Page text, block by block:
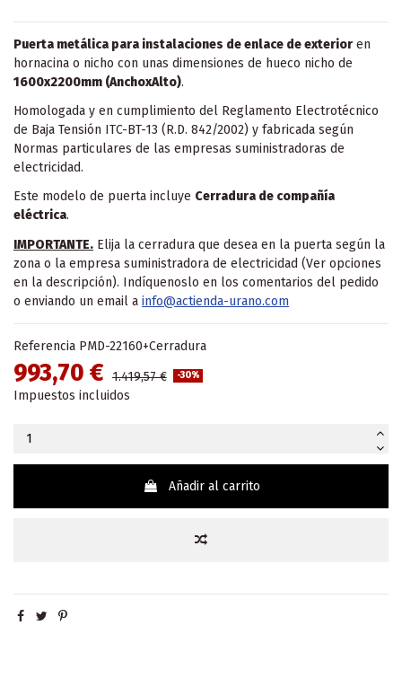
Puerta metálica para instalaciones de enlace de exterior en
hornacina o nicho con unas dimensiones de hueco nicho de
1600x2200mm (AnchoxAlto).
Homologada y en cumplimiento del Reglamento Electrotécnico
de Baja Tensión ITC-BT-13 (R.D. 842/2002) y fabricada según
Normas particulares de las empresas suministradoras de
electricidad.
Este modelo de puerta incluye Cerradura de compañía
eléctrica.
IMPORTANTE. Elija la cerradura que desea en la puerta según la
zona o la empresa suministradora de electricidad (Ver opciones
en la descripción). Indíquenoslo en los comentarios del pedido
o enviando un email a info@actienda-urano.com
Referencia PMD-22160+Cerradura
993,70 € 1.419,57 € -30%
Impuestos incluidos
Añadir al carrito